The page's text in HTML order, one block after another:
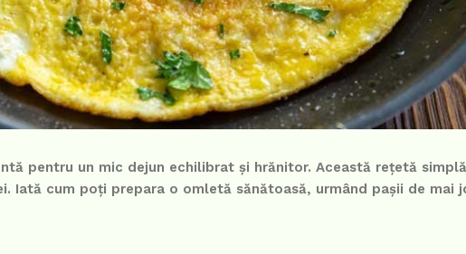
pentru un mic dejun echilibrat și hrănitor. Această rețetă
Iată cum poți prepara o omletă sănătoasă, urmând pașii de mai